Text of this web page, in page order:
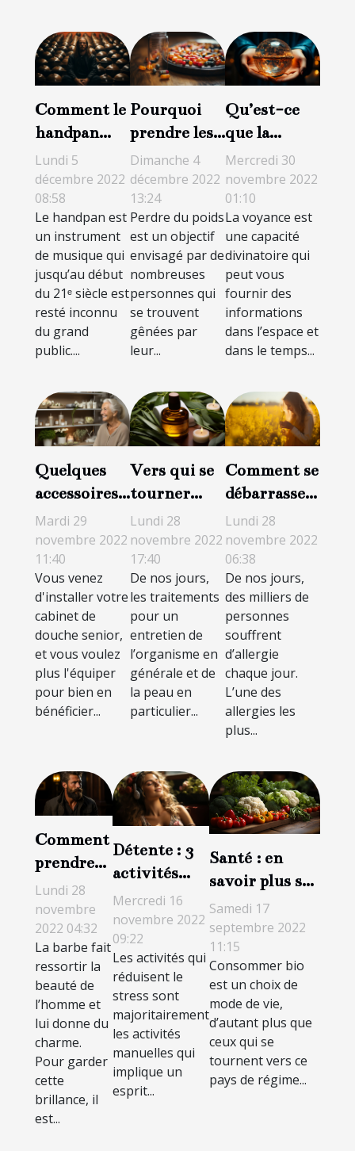
Comment le
handpan
peut-il être
utilisé en
méditation
et
relaxation ?
Lundi 5
décembre 2022
08:58
Le handpan est
un instrument
de musique qui
jusqu’au début
du 21ᵉ siècle est
resté inconnu
du grand
public....
Pourquoi
prendre les
gélules
Figur pour
perdre du
poids ?
Dimanche 4
décembre 2022
13:24
Perdre du poids
est un objectif
envisagé par de
nombreuses
personnes qui
se trouvent
gênées par
leur...
Qu’est-ce
que la
voyance ?
Mercredi 30
novembre 2022
01:10
La voyance est
une capacité
divinatoire qui
peut vous
fournir des
informations
dans l’espace et
dans le temps...
Quelques
accessoires
que vous
pouvez
choisir pour
votre
douche
senior
Mardi 29
novembre 2022
11:40
Vous venez
d'installer votre
cabinet de
douche senior,
et vous voulez
plus l'équiper
pour bien en
bénéficier...
Vers qui se
tourner
pour des
traitements
corporels et
soins de
santé ?
Lundi 28
novembre 2022
17:40
De nos jours,
les traitements
pour un
entretien de
l’organisme en
générale et de
la peau en
particulier...
Comment se
débarrasser
des allergies
au pollen ?
Lundi 28
novembre 2022
06:38
De nos jours,
des milliers de
personnes
souffrent
d’allergie
chaque jour.
L’une des
allergies les
plus...
Comment
prendre
soin de sa
barbe ?
Lundi 28
novembre
2022 04:32
La barbe fait
ressortir la
beauté de
l’homme et
lui donne du
charme.
Pour garder
cette
brillance, il
est...
Détente : 3
activités
créatives
anti-stress
Mercredi 16
novembre 2022
09:22
Les activités qui
réduisent le
stress sont
majoritairement
les activités
manuelles qui
implique un
esprit...
Santé : en
savoir plus sur
la
consommation
des produits
bio
Samedi 17
septembre 2022
11:15
Consommer bio
est un choix de
mode de vie,
d’autant plus que
ceux qui se
tournent vers ce
pays de régime...